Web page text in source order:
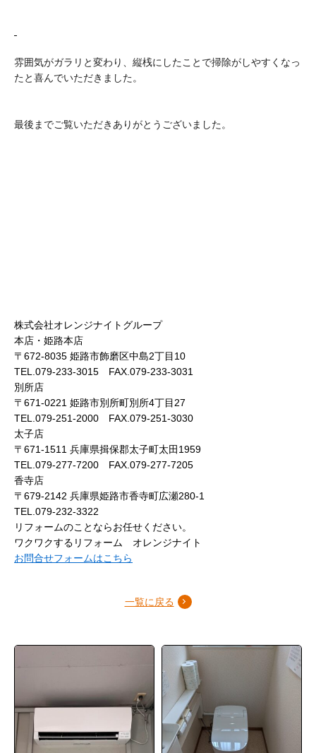
雰囲気がガラリと変わり、縦桟にしたことで掃除がしやすくなっ
たと喜んでいただきました。
最後までご覧いただきありがとうございました。
株式会社オレンジナイトグループ
本店・姫路本店
〒672-8035 姫路市飾磨区中島2丁目10
TEL.079-233-3015 FAX.079-233-3031
別所店
〒671-0221 姫路市別所町別所4丁目27
TEL.079-251-2000 FAX.079-251-3030
太子店
〒671-1511 兵庫県揖保郡太子町太田1959
TEL.079-277-7200 FAX.079-277-7205
香寺店
〒679-2142 兵庫県姫路市香寺町広瀬280-1
TEL.079-232-3322
リフォームのことならお任せください。
ワクワクするリフォーム オレンジナイト
お問合せフォームはこちら
一覧に戻る